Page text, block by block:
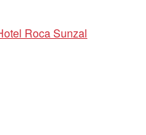
Roca Sunzal